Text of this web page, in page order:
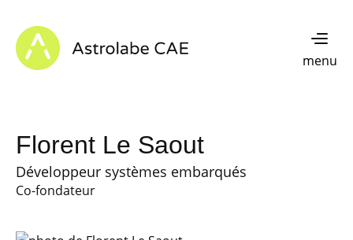
Astrolabe CAE - Home
menu
Florent Le Saout
Développeur systèmes embarqués
Co-fondateur